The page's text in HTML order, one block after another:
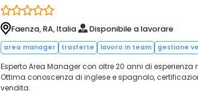
Faenza, RA, Italia Disponibile a lavorare
area manager trasferte lavoro in team gestione
Esperto Area Manager con oltre 20 anni di
Ottima conoscenza di inglese e spagnolo,
vendita.